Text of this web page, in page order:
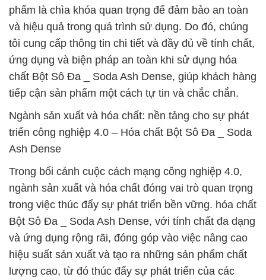
phẩm là chìa khóa quan trọng để đảm bảo an toàn
và hiệu quả trong quá trình sử dụng. Do đó, chúng
tôi cung cấp thông tin chi tiết và đầy đủ về tính chất,
ứng dụng và biện pháp an toàn khi sử dụng hóa
chất Bột Sô Đa _ Soda Ash Dense, giúp khách hàng
tiếp cận sản phẩm một cách tự tin và chắc chắn.
Ngành sản xuất và hóa chất: nền tảng cho sự phát
triển công nghiệp 4.0 – Hóa chất Bột Sô Đa _ Soda
Ash Dense
Trong bối cảnh cuộc cách mạng công nghiệp 4.0,
ngành sản xuất và hóa chất đóng vai trò quan trọng
trong việc thúc đẩy sự phát triển bền vững. hóa chất
Bột Sô Đa _ Soda Ash Dense, với tính chất đa dạng
và ứng dụng rộng rãi, đóng góp vào việc nâng cao
hiệu suất sản xuất và tạo ra những sản phẩm chất
lượng cao, từ đó thúc đẩy sự phát triển của các